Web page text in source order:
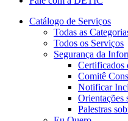
Catálogo de Serviços
Todas as
Todos os Serviços
Segurança da
Certificados
Comitê
Notificar
Orientações
Palestras